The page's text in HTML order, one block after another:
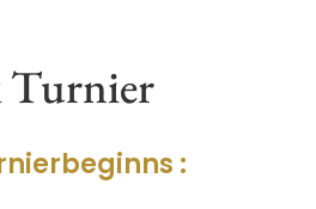
: